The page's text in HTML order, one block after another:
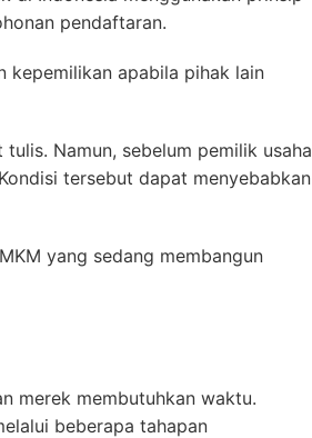
pendaftaran.
kepemilikan apabila pihak lain
Namun, sebelum pemilik usaha
tersebut dapat menyebabkan
yang sedang membangun
merek membutuhkan waktu.
beberapa tahapan